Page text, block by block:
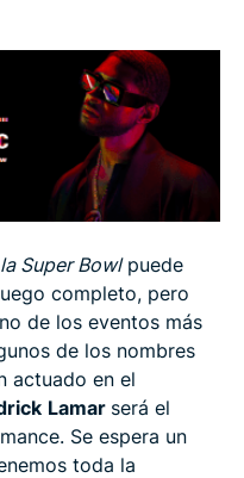
tiempo de la Super
Bowl gratis
para hacer
tiempo de la
Super Bowlpuede
completo, pero
de los eventos más
de los nombres
actuado en el
Lamar será el
Se espera un
toda la